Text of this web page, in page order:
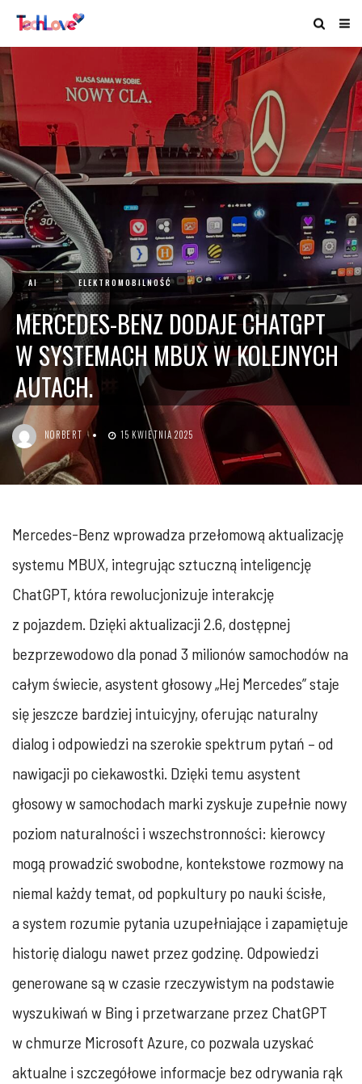
AI ELEKTROMOBILNOŚĆ
MERCEDES-BENZ DODAJE CHATGPT
W SYSTEMACH MBUX W KOLEJNYCH
AUTACH.
NORBERT 15 KWIETNIA 2025
Mercedes-Benz wprowadza przełomową aktualizację
systemu MBUX, integrując sztuczną inteligencję
ChatGPT, która rewolucjonizuje interakcję
z pojazdem. Dzięki aktualizacji 2.6, dostępnej
bezprzewodowo dla ponad 3 milionów samochodów na
całym świecie, asystent głosowy „Hej Mercedes” staje
się jeszcze bardziej intuicyjny, oferując naturalny
dialog i odpowiedzi na szerokie spektrum pytań – od
nawigacji po ciekawostki. Dzięki temu asystent
głosowy w samochodach marki zyskuje zupełnie nowy
poziom naturalności i wszechstronności: kierowcy
mogą prowadzić swobodne, kontekstowe rozmowy na
niemal każdy temat, od popkultury po nauki ścisłe,
a system rozumie pytania uzupełniające i zapamiętuje
historię dialogu nawet przez godzinę. Odpowiedzi
generowane są w czasie rzeczywistym na podstawie
wyszukiwań w Bing i przetwarzane przez ChatGPT
w chmurze Microsoft Azure, co pozwala uzyskać
aktualne i szczegółowe informacje bez odrywania rąk